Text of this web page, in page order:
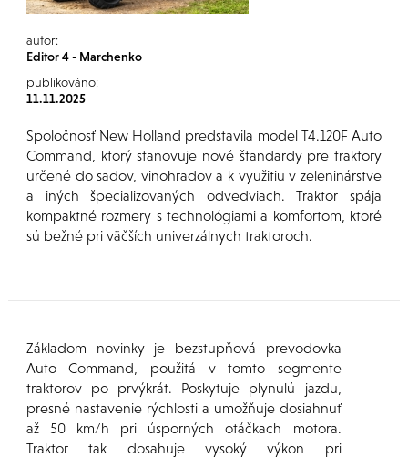
autor:
Editor 4 - Marchenko
publikováno:
11.11.2025
Spoločnosť New Holland predstavila model T4.120F Auto
Command, ktorý stanovuje nové štandardy pre traktory
určené do sadov, vinohradov a k využitiu v zeleninárstve
a iných špecializovaných odvedviach. Traktor spája
kompaktné rozmery s technológiami a komfortom, ktoré
sú bežné pri väčších univerzálnych traktoroch.
Základom novinky je bezstupňová prevodovka
Auto Command, použitá v tomto segmente
traktorov po prvýkrát. Poskytuje plynulú jazdu,
presné nastavenie rýchlosti a umožňuje dosiahnuť
až 50 km/h pri úsporných otáčkach motora.
Traktor tak dosahuje vysoký výkon pri